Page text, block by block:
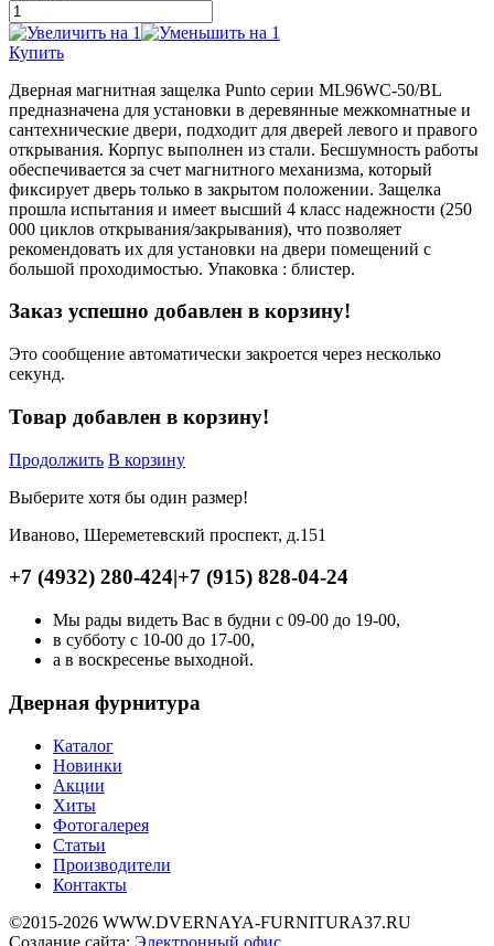
Купить
Дверная магнитная защелка Punto серии ML96WC-50/BL
предназначена для установки в деревянные межкомнатные и
сантехнические двери, подходит для дверей левого и правого
открывания. Корпус выполнен из стали. Бесшумность работы
обеспечивается за счет магнитного механизма, который
фиксирует дверь только в закрытом положении. Защелка
прошла испытания и имеет высший 4 класс надежности (250
000 циклов открывания/закрывания), что позволяет
рекомендовать их для установки на двери помещений с
большой проходимостью. Упаковка : блистер.
Заказ успешно добавлен в корзину!
Это сообщение автоматически закроется через несколько
секунд.
Товар добавлен в корзину!
Продолжить В корзину
Выберите хотя бы один размер!
Иваново, Шереметевский проспект, д.151
+7 (4932) 280-424|+7 (915) 828-04-24
Мы рады видеть Вас в будни с 09-00 до 19-00,
в субботу с 10-00 до 17-00,
а в воскресенье выходной.
Дверная фурнитура
Каталог
Новинки
Акции
Хиты
Фотогалерея
Статьи
Производители
Контакты
©2015-2026 WWW.DVERNAYA-FURNITURA37.RU
Создание сайта: Электронный офис